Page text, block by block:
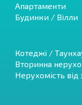
Апартаменти
Будинки / Вілли
Котеджі /
Вторинна
Нерухомість від